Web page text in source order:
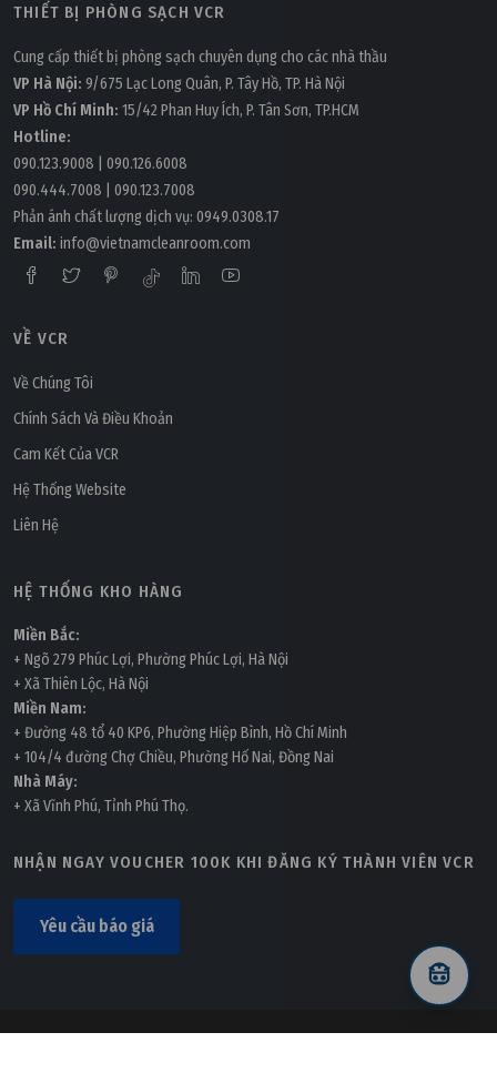
THIẾT BỊ PHÒNG SẠCH VCR
Cung cấp thiết bị phòng sạch chuyên dụng cho các nhà thầu
VP Hà Nội: 9/675 Lạc Long Quân, P. Tây Hồ, TP. Hà Nội
VP Hồ Chí Minh: 15/42 Phan Huy Ích, P. Tân Sơn, TP.HCM
Hotline:
090.123.9008
090.126.6008
090.444.7008
090.123.7008
Phản ánh chất lượng dịch vụ: 0949.0308.17
Email: info@vietnamcleanroom.com
VỀ VCR
Về Chúng Tôi
Chính Sách Và Điều Khoản
Cam Kết Của VCR
Hệ Thống Website
Liên Hệ
HỆ THỐNG KHO HÀNG
Miền Bắc:
+ Ngõ 279 Phúc Lợi, Phường Phúc Lợi, Hà Nội
+ Xã Thiên Lộc, Hà Nội
Miền Nam:
+ Đường 48 tổ 40 KP6, Phường Hiệp Bình, Hồ Chí Minh
+ 104/4 đường Chợ Chiều, Phường Hố Nai, Đồng Nai
Nhà Máy:
+ Xã Vĩnh Phú, Tỉnh Phú Thọ.
NHẬN NGAY VOUCHER 100K KHI ĐĂNG KÝ THÀNH VIÊN VCR
Yêu cầu báo giá